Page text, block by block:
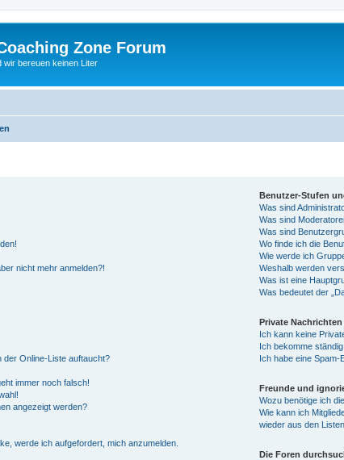
Zone Forum
wir bereuen keinen Liter
nicht mehr anmelden?!
der Online-Liste auftaucht?
immer noch falsch!
angezeigt werden?
werde ich aufgefordert, mich anzumelden.
Benutzer-Stufen
Was sind
Was sind
Was sind
Wo finde ich die
Wie werde ich
Weshalb werden
Was ist eine
Was bedeutet der
Private Nachrichten
Ich kann keine
Ich bekomme
Ich habe eine Spam-
Freunde und
Wozu benötige ich
Wie kann ich
wieder aus den
Die Foren